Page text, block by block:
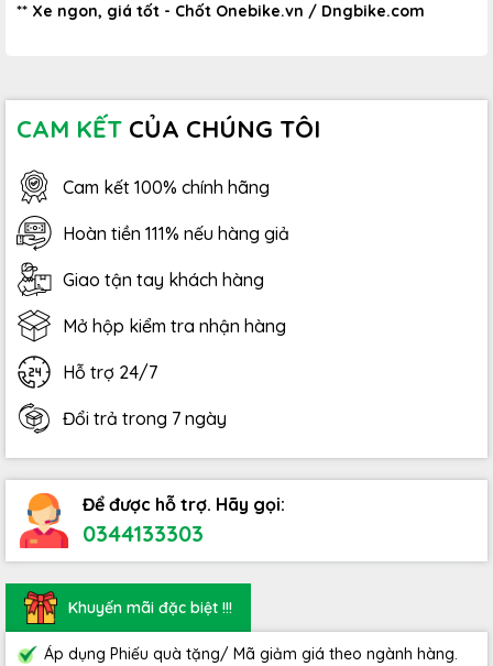
** Xe ngon, giá tốt - Chốt Onebike.vn / Dngbike.com
CAM KẾT CỦA CHÚNG TÔI
Cam kết 100% chính hãng
Hoàn tiền 111% nếu hàng giả
Giao tận tay khách hàng
Mở hộp kiểm tra nhận hàng
Hỗ trợ 24/7
Đổi trả trong 7 ngày
Để được hỗ trợ. Hãy gọi:
0344133303
Khuyến mãi đặc biệt !!!
Áp dụng Phiếu quà tặng/ Mã giảm giá theo ngành hàng.